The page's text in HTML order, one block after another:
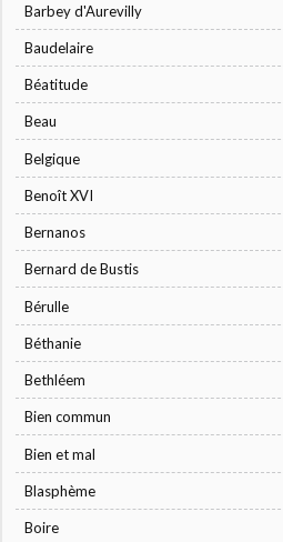
Barbey d'Aurevilly
Baudelaire
Béatitude
Beau
Belgique
Benoît XVI
Bernanos
Bernard de Bustis
Bérulle
Béthanie
Bethléem
Bien commun
Bien et mal
Blasphème
Boire